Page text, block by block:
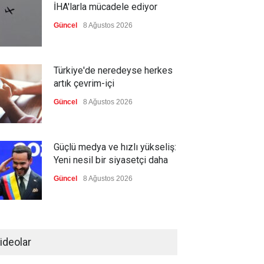
İHA'larla mücadele ediyor
Güncel 8 Ağustos 2026
Türkiye'de neredeyse herkes
artık çevrim-içi
Güncel 8 Ağustos 2026
Güçlü medya ve hızlı yükseliş:
Yeni nesil bir siyasetçi daha
Güncel 8 Ağustos 2026